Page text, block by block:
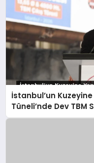
İstanbul’un
Tüneli’nde Dev TBM